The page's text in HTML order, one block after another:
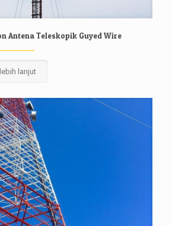
Antena Teleskopik Guyed Wire
lanjut